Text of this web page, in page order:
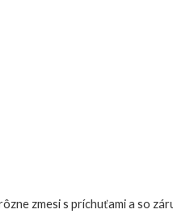
zmesi s príchuťami a so